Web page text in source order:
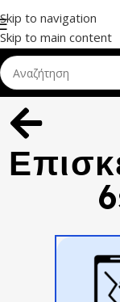
Skip to navigation
Skip to main content